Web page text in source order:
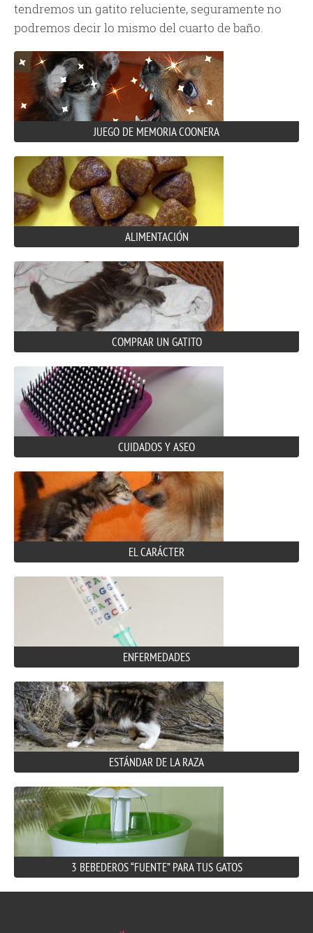
tendremos un gatito reluciente, seguramente no
podremos decir lo mismo del cuarto de baño.
JUEGO DE MEMORIA COONERA
ALIMENTACIÓN
COMPRAR UN GATITO
CUIDADOS Y ASEO
EL CARÁCTER
ENFERMEDADES
ESTÁNDAR DE LA RAZA
3 BEBEDEROS “FUENTE” PARA TUS GATOS